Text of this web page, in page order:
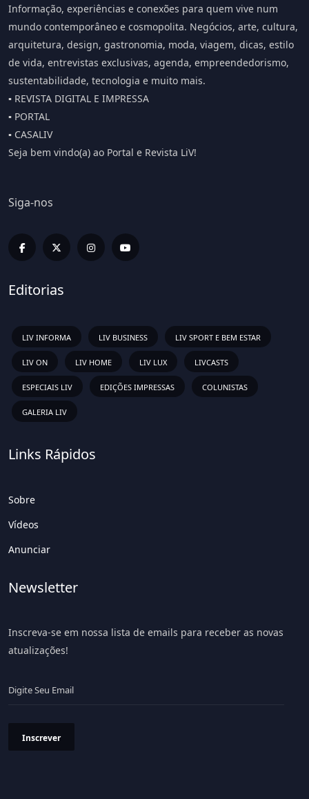
Informação, experiências e conexões para quem vive num
mundo contemporâneo e cosmopolita. Negócios, arte, cultura,
arquitetura, design, gastronomia, moda, viagem, dicas, estilo
de vida, entrevistas exclusivas, agenda, empreendedorismo,
sustentabilidade, tecnologia e muito mais.
▪️ REVISTA DIGITAL E IMPRESSA
▪️ PORTAL
▪️ CASALIV
Seja bem vindo(a) ao Portal e Revista LiV!
Siga-nos
Editorias
LIV INFORMA LIV BUSINESS LIV SPORT E BEM ESTAR
LIV ON LIV HOME LIV LUX LIVCASTS
ESPECIAIS LIV EDIÇÕES IMPRESSAS COLUNISTAS
GALERIA LIV
Links Rápidos
Sobre
Vídeos
Anunciar
Newsletter
Inscreva-se em nossa lista de emails para receber as novas
atualizações!
Inscrever